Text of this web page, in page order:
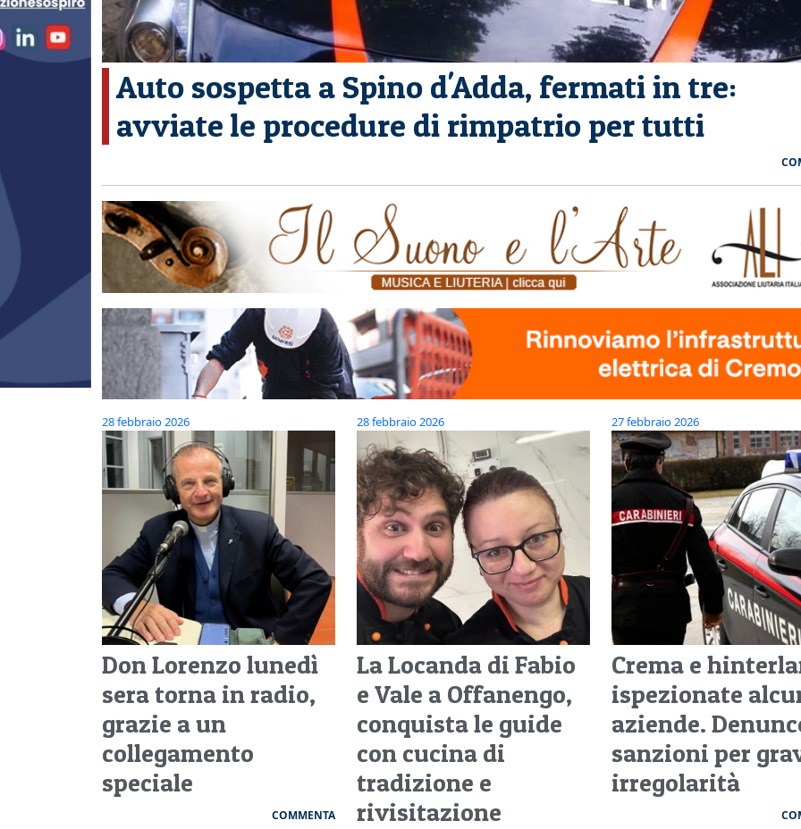
Auto sospetta a Spino d'Adda, fermati in tre:
avviate le procedure di rimpatrio per tutti
28 febbraio 2026
Don Lorenzo lunedì
sera torna in radio,
grazie a un
collegamento
speciale
COMMENTA
28 febbraio 2026
La Locanda di Fabio
e Vale a Offanengo,
conquista le guide
con cucina di
tradizione e
rivisitazione
27 febbraio 2026
Crema e
ispezionate
aziende.
sanzioni per
irregolarità